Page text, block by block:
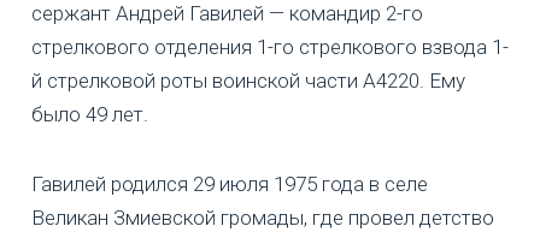
сержант Андрей Гавилей — командир 2-го
стрелкового отделения 1-го стрелкового взвода 1-
й стрелковой роты воинской части А4220. Ему
было 49 лет.
Гавилей родился 29 июля 1975 года в селе
Великан Змиевской громады, где провел детство